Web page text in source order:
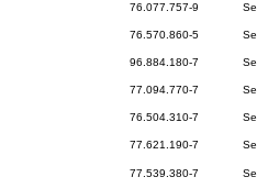
76.077.757-9
76.570.860-5
96.884.180-7
77.094.770-7
76.504.310-7
77.621.190-7
77.539.380-7